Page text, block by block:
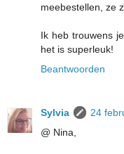
meebestellen, ze
Ik heb trouwens
het is superleuk!
Beantwoorden
Sylvia
24
@ Nina,